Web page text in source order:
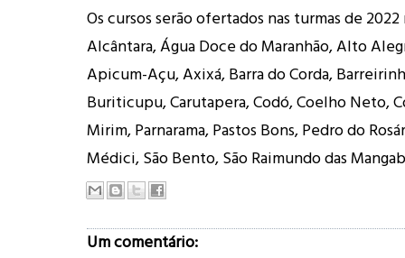
Os cursos serão ofertados nas turmas de
Alcântara, Água Doce do Maranhão, Alto
Apicum-Açu, Axixá, Barra do Corda,
Buriticupu, Carutapera, Codó, Coelho Neto,
Mirim, Parnarama, Pastos Bons, Pedro do
Médici, São Bento, São Raimundo das
Um comentário: